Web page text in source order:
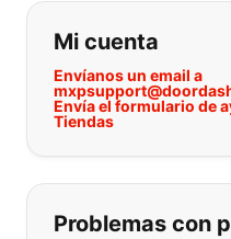
Si no puede
Mi cuenta
Envíanos un email a
Envía el formulario de
Tiendas
Problemas con